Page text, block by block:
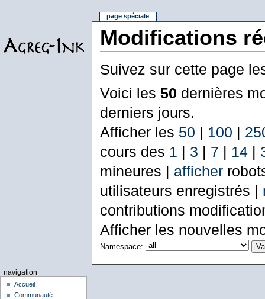
Modifications
Suivez sur cette page
Voici les 50 dernières
derniers jours.
Afficher les 50 | 100 |
cours des 1 | 3 | 7 | 14|
mineures | afficher
utilisateurs enregistrés |
contributions
Afficher les nouvelles
Namespace:
page spéciale
navigation
Accueil
Communauté